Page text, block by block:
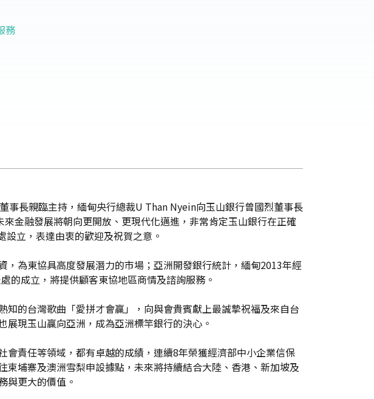
務
事長親臨主持，緬甸央行總裁U Than Nyein向玉山銀行曾國烈董事長
金融發展將朝向更開放、更現代化邁進，非常肯定玉山銀行在正確
立，表達由衷的歡迎及祝賀之意。
為東協具高度發展潛力的市場；亞洲開發銀行統計，緬甸2013年經
的成立，將提供顧客東協地區商情及諮詢服務。
的台灣歌曲「愛拼才會贏」，向與會貴賓獻上最誠摯祝福及來自台
現玉山贏向亞洲，成為亞洲標竿銀行的決心。
責任等領域，都有卓越的成績，連續8年榮獲經濟部中小企業信保
埔寨及澳洲雪梨申設據點，未來將持續結合大陸、香港、新加坡及
與更大的價值。